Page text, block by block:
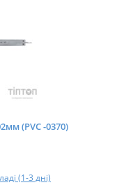
(PVC -0370)
(1-3 дні)